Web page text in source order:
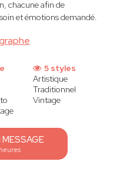
chacune afin de
et émotions demandé.
5 styles
Artistique
Traditionnel
Vintage
MESSAGE